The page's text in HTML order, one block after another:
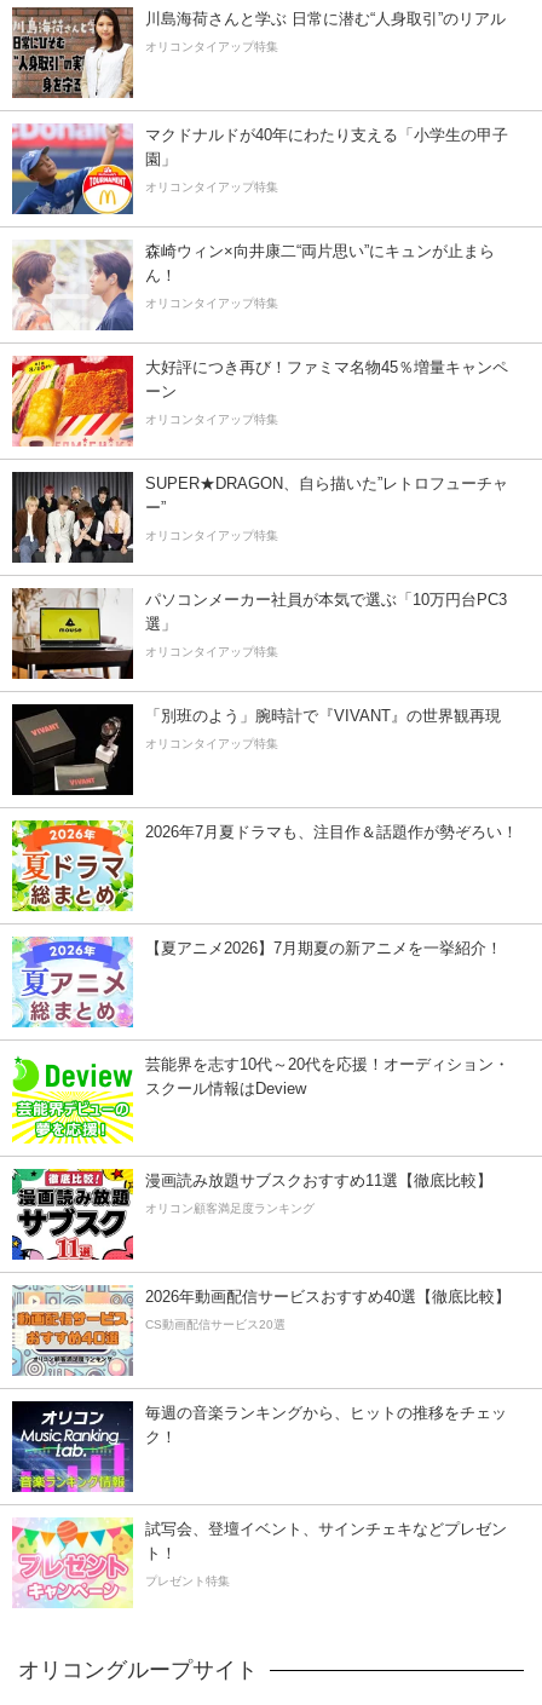
川島海荷さんと学ぶ 日常に潜む“人身取引”のリアル
オリコンタイアップ特集
マクドナルドが40年にわたり支える「小学生の甲子
園」
オリコンタイアップ特集
森崎ウィン×向井康二“両片思い”にキュンが止まら
ん！
オリコンタイアップ特集
大好評につき再び！ファミマ名物45％増量キャンペ
ーン
オリコンタイアップ特集
SUPER★DRAGON、自ら描いた”レトロフューチャ
ー”
オリコンタイアップ特集
パソコンメーカー社員が本気で選ぶ「10万円台PC3
選」
オリコンタイアップ特集
「別班のよう」腕時計で『VIVANT』の世界観再現
オリコンタイアップ特集
2026年7月夏ドラマも、注目作＆話題作が勢ぞろい！
【夏アニメ2026】7月期夏の新アニメを一挙紹介！
芸能界を志す10代～20代を応援！オーディション・
スクール情報はDeview
漫画読み放題サブスクおすすめ11選【徹底比較】
オリコン顧客満足度ランキング
2026年動画配信サービスおすすめ40選【徹底比較】
CS動画配信サービス20選
毎週の音楽ランキングから、ヒットの推移をチェッ
ク！
試写会、登壇イベント、サインチェキなどプレゼン
ト！
プレゼント特集
オリコングループサイト